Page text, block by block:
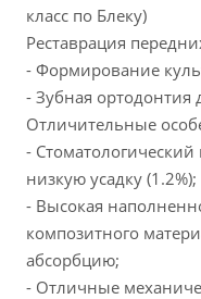
класс по Блеку)
Реставрация
- Формирование
- Зубная ортодонтия
Отличительные
-
низкую усадку (1.2%);
- Высокая
композитного
абсорбцию;
- Отличные